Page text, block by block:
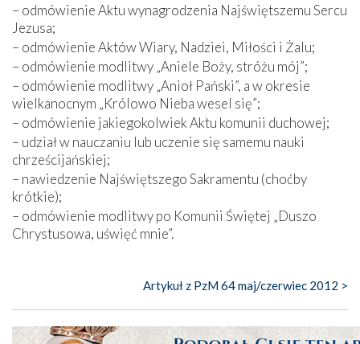
– odmówienie Aktu wynagrodzenia Najświętszemu Sercu
Jezusa;
– odmówienie Aktów Wiary, Nadziei, Miłości i Żalu;
– odmówienie modlitwy „Aniele Boży, stróżu mój”;
– odmówienie modlitwy „Anioł Pański”, a w okresie
wielkanocnym „Królowo Nieba wesel się”;
– odmówienie jakiegokolwiek Aktu komunii duchowej;
– udział w nauczaniu lub uczenie się samemu nauki
chrześcijańskiej;
– nawiedzenie Najświętszego Sakramentu (choćby
krótkie);
– odmówienie modlitwy po Komunii Świętej „Duszo
Chrystusowa, uświęć mnie”.
Artykuł z PzM 64 maj/czerwiec 2012 >